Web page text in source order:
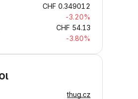
CHF 0.349012
-3.20%
CHF 54.13
-3.80%
thug.cz